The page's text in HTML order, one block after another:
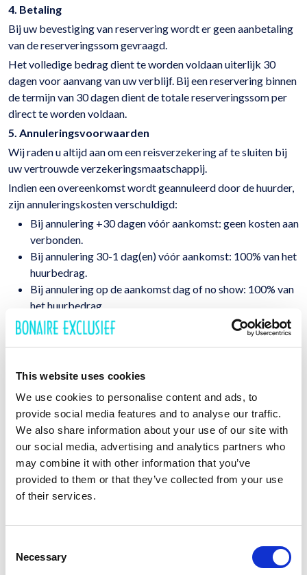
This website uses cookies
We use cookies to personalise content and ads, to
provide social media features and to analyse our traffic.
We also share information about your use of our site with
our social media, advertising and analytics partners who
may combine it with other information that you’ve
provided to them or that they’ve collected from your use
of their services.
Selection
Necessary
4. Betaling
Bij uw bevestiging van reservering wordt er geen aanbetaling
van de reserveringssom gevraagd.
Het volledige bedrag dient te worden voldaan uiterlijk 30
dagen voor aanvang van uw verblijf. Bij een reservering binnen
de termijn van 30 dagen dient de totale reserveringssom per
direct te worden voldaan.
5. Annuleringsvoorwaarden
Wij raden u altijd aan om een reisverzekering af te sluiten bij
uw vertrouwde verzekeringsmaatschappij.
Indien een overeenkomst wordt geannuleerd door de huurder,
zijn annuleringskosten verschuldigd:
Bij annulering +30 dagen vóór aankomst: geen kosten aan
verbonden.
Bij annulering 30-1 dag(en) vóór aankomst: 100% van het
huurbedrag.
Bij annulering op de aankomst dag of no show: 100% van
het huurbedrag.
6. Annulering door verhuurder
uitsluitend, verstaan: – dat het huis niet meer geschikt is voor
verhuur (bijvoorbeeld: door (natuur)rampen) – dat het huis niet
meer beschikbaar is (bijvoorbeeld door plotselinge verkoop
van het huis door de verhuurder) of een dubbel geplaatste
reservering. In dit geval gaat verhuurder over tot
terugbetaling van de reeds geheel of gedeeltelijk betaalde
huurkosten zonder enige schadevergoeding verschuldigd te
eventuele diensten door de (mede)huurder zelf gereserveerd